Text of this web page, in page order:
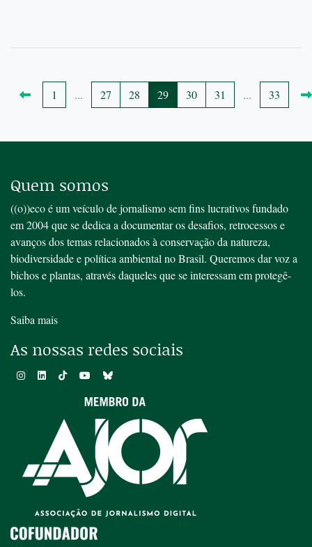
1 ... 27 28 29 30 31 ... 33
Quem somos
((o))eco é um veículo de jornalismo sem fins lucrativos fundado
em 2004 que se dedica a documentar os desafios, retrocessos e
avanços dos temas relacionados à conservação da natureza,
biodiversidade e política ambiental no Brasil. Queremos dar voz a
bichos e plantas, através daqueles que se interessam em protegê-
los.
Saiba mais
As nossas redes sociais